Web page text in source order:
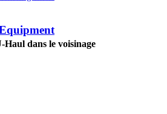
Haul dans le voisinage